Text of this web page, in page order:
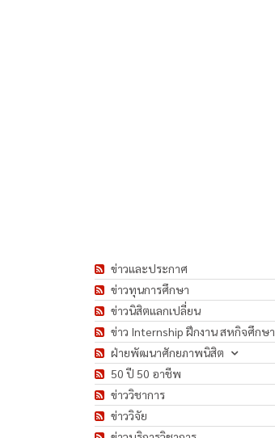
ข่าวและประกาศ
ข่าวทุนการศึกษา
ข่าวนิสิตแลกเปลี่ยน
ข่าว Internship ฝึกงาน สหกิจศึกษา
ฝ่ายพัฒนาศักยภาพนิสิต
50 ปี 50 อาชีพ
ข่าววิชาการ
ข่าววิจัย